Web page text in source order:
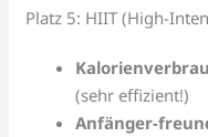
Platz 5: HIIT (High-
(sehr effizient!)
Anfänger-